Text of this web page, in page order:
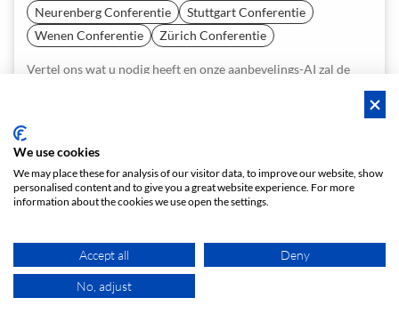
Neurenberg Conferentie
Stuttgart Conferentie
Wenen Conferentie
Zürich Conferentie
Vertel ons wat u nodig heeft en onze aanbevelings-AI zal de
Team Carrière Pers Neem contact op
We use cookies
We may place these for analysis of our visitor data, to improve our website, show
personalised content and to give you a great website experience. For more
information about the cookies we use open the settings.
Accept all Deny
No, adjust